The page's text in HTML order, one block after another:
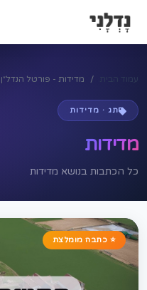
עמוד הבית מדידות - פורטל
תג · מדידות
מדידות
כל הכתבות בנושא מדידות
⭐ כתבה מומלצת